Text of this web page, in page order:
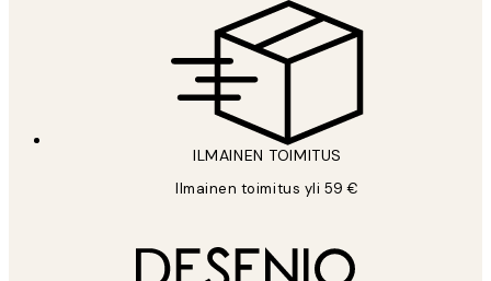
ILMAINEN TOIMITUS
Ilmainen toimitus yli 59 €